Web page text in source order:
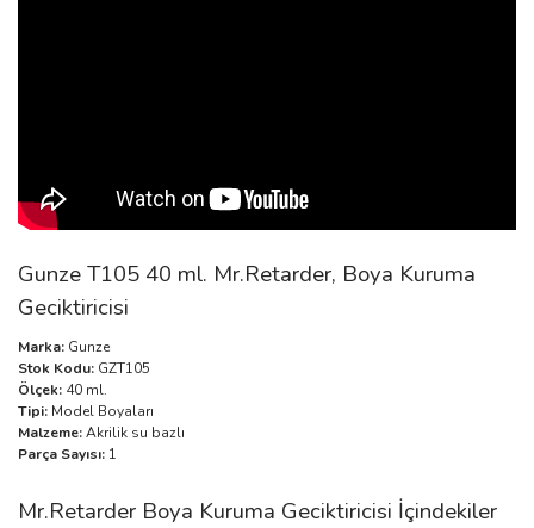
Gunze T105 40 ml. Mr.Retarder, Boya Kuruma
Geciktiricisi
Marka: Gunze
Stok Kodu: GZT105
Ölçek: 40 ml.
Tipi: Model Boyaları
Malzeme:Akrilik su bazlı
Parça Sayısı: 1
Mr.Retarder Boya Kuruma Geciktiricisi İçindekiler